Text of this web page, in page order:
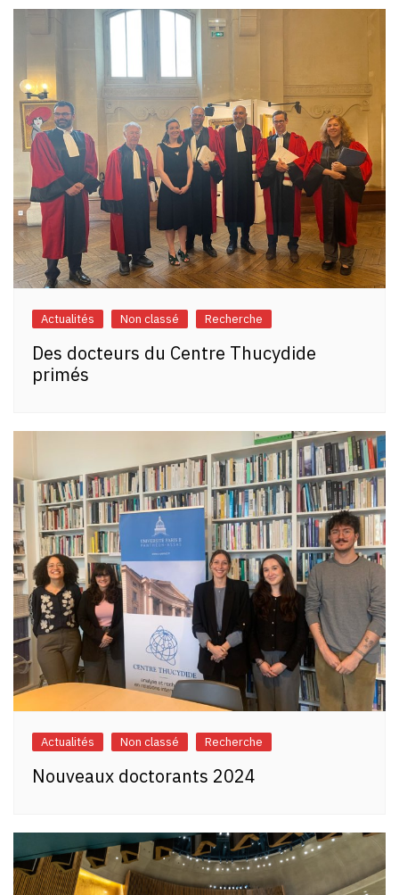
l’article
Actualités Non classé Recherche
Des docteurs du Centre Thucydide
primés
Actualités Non classé Recherche
Nouveaux doctorants 2024